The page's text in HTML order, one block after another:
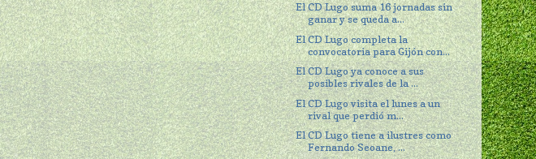
El CD Lugo suma 16 jornadas sin
ganar y se queda a...
El CD Lugo completa la
convocatoria para Gijón con...
El CD Lugo ya conoce a sus
posibles rivales de la ...
El CD Lugo visita el lunes a un
rival que perdió m...
El CD Lugo tiene a ilustres como
Fernando Seoane, ...